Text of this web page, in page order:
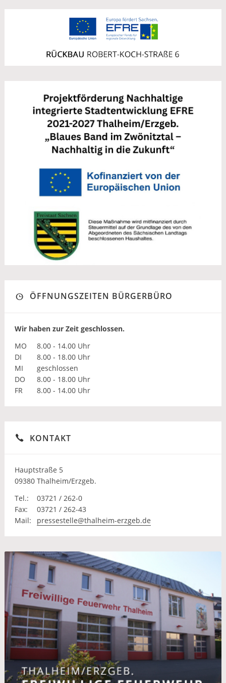
ÖFFNUNGSZEITEN BÜRGERBÜRO
Wir haben zur Zeit geschlossen.
MO
8.00 - 14.00 Uhr
DI
8.00 - 18.00 Uhr
MI
geschlossen
DO
8.00 - 18.00 Uhr
FR
8.00 - 14.00 Uhr
KONTAKT
Hauptstraße 5
09380 Thalheim/Erzgeb.
Tel.:
03721 / 262-0
Fax:
03721 / 262-43
Mail:
pressestelle@thalheim-erzgeb.de